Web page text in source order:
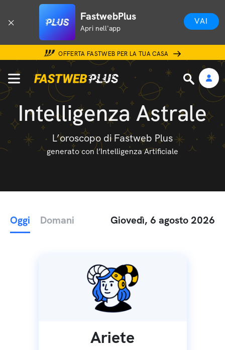
FastwebPlus
Apri nell'app
VAI
OFFERTA FASTWEB PER LA TUA CASA
Intelligenza Astrale
L’oroscopo di Fastweb Plus
generato con l’Intelligenza Artificiale
Oggi Domani Giovedì, 6 agosto 2026
Ariete